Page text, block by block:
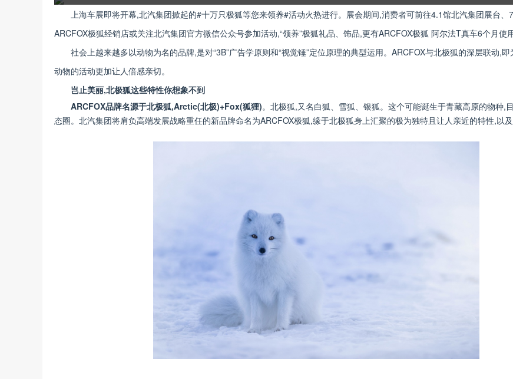
上海车展即将开幕,北汽集团掀起的#十万只极狐等您来领养#活动火热进行。展会期间,消费者可前往4.1馆北汽集团展台、
ARCFOX极狐经销店或关注北汽集团官方微信公众号参加活动,“领养”极狐礼品、饰品,更有ARCFOX极狐 阿尔法T真车6个月使
社会上越来越多以动物为名的品牌,是对“3B”广告学原则和“视觉锤”定位原理的典型运用。ARCFOX与北极狐的深层联动,
动物的活动更加让人倍感亲切。
岂止美丽,北极狐这些特性你想象不到
ARCFOX品牌名源于北极狐,Arctic(北极)+Fox(狐狸)。北极狐,又名白狐、雪狐、银狐。这个可能诞生于青藏高原的物种,
态圈。北汽集团将肩负高端发展战略重任的新品牌命名为ARCFOX极狐,缘于北极狐身上汇聚的极为独特且让人亲近的特性,以及